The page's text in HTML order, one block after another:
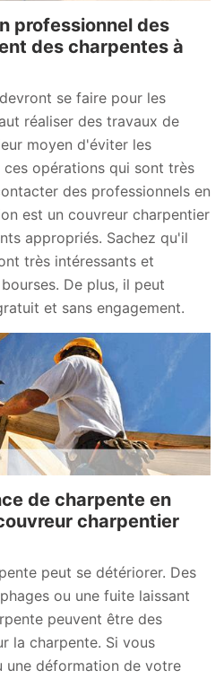
professionnel des
des charpentes à
se faire pour les
réaliser des travaux de
moyen d'éviter les
opérations qui sont très
des professionnels en
est un couvreur charpentier
appropriés. Sachez qu'il
très intéressants et
De plus, il peut
et sans engagement.
de charpente en
charpentier
peut se détériorer. Des
ou une fuite laissant
peuvent être des
la charpente. Si vous
une déformation de votre